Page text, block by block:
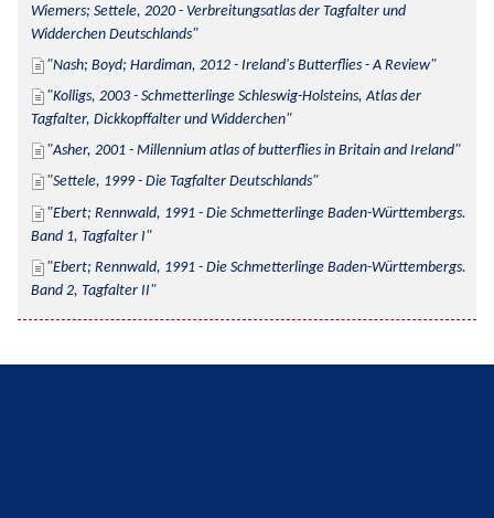
Wiemers; Settele, 2020 - Verbreitungsatlas der Tagfalter und
Widderchen Deutschlands
Nash; Boyd; Hardiman, 2012 - Ireland's Butterflies - A Review
Kolligs, 2003 - Schmetterlinge Schleswig-Holsteins, Atlas der
Tagfalter, Dickkopffalter und Widderchen
Asher, 2001 - Millennium atlas of butterflies in Britain and Ireland
Settele, 1999 - Die Tagfalter Deutschlands
Ebert; Rennwald, 1991 - Die Schmetterlinge Baden-Württembergs.
Band 1, Tagfalter I
Ebert; Rennwald, 1991 - Die Schmetterlinge Baden-Württembergs.
Band 2, Tagfalter II